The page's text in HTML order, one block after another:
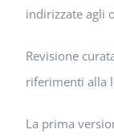
indirizzate agli
Revisione
riferimenti alla
La prima